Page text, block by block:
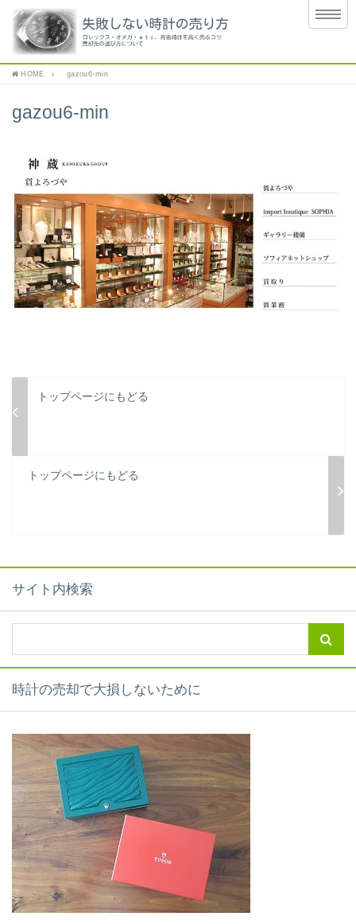
HOME gazou6-min
gazou6-min
トップページにもどる
トップページにもどる
サイト内検索
時計の売却で大損しないために